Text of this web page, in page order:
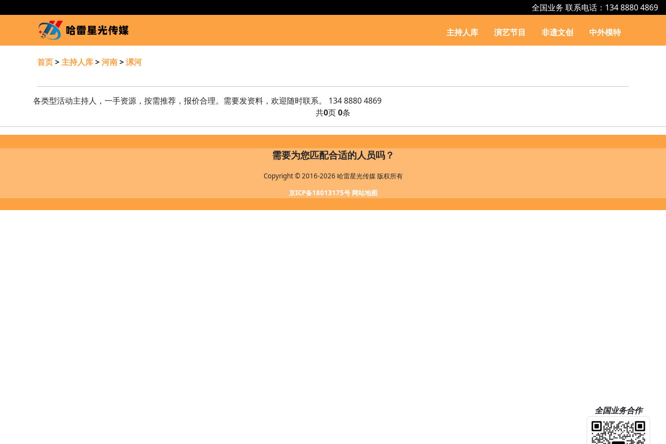
全国业务 联系电话：134 8880 4869
主持人库 演艺节目 非遗文创 中外模特
首页>主持人库>河南>漯河
各类型活动主持人，一手资源，按需推荐，报价合理。需要发资料，欢迎随时联系。 134 8880 4869
共0页0条
全国业务合作
需要为您匹配合适的人员吗？
Copyright © 2016-2026 哈雷星光传媒 版权所有
京ICP备18013175号 网站地图